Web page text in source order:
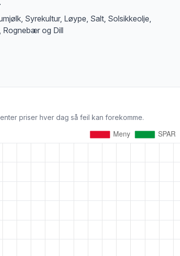
Syrekultur, Løype, Salt, Solsikkeolje,
Rognebær og Dill
priser hver dag så feil kan forekomme.